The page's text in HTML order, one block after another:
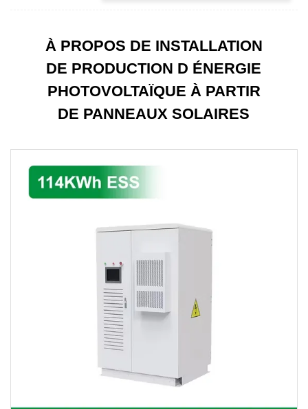
À PROPOS DE INSTALLATION
DE PRODUCTION D ÉNERGIE
PHOTOVOLTAÏQUE À PARTIR
DE PANNEAUX SOLAIRES